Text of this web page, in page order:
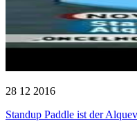
28 12 2016
Standup Paddle ist der